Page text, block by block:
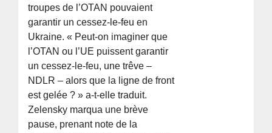
troupes de l’OTAN pouvaient
garantir un cessez-le-feu en
Ukraine. « Peut-on imaginer que
l’OTAN ou l’UE puissent garantir
un cessez-le-feu, une trêve –
NDLR – alors que la ligne de front
est gelée ? » a-t-elle traduit.
Zelensky marqua une brève
pause, prenant note de la